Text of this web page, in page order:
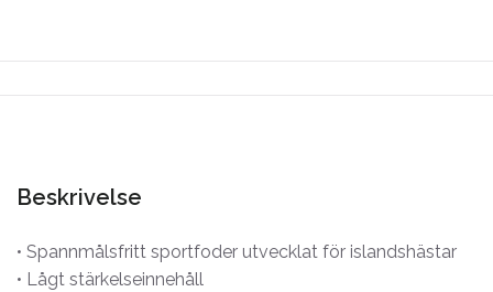
Beskrivelse
• Spannmålsfritt sportfoder utvecklat för islandshästar
• Lågt stärkelseinnehåll